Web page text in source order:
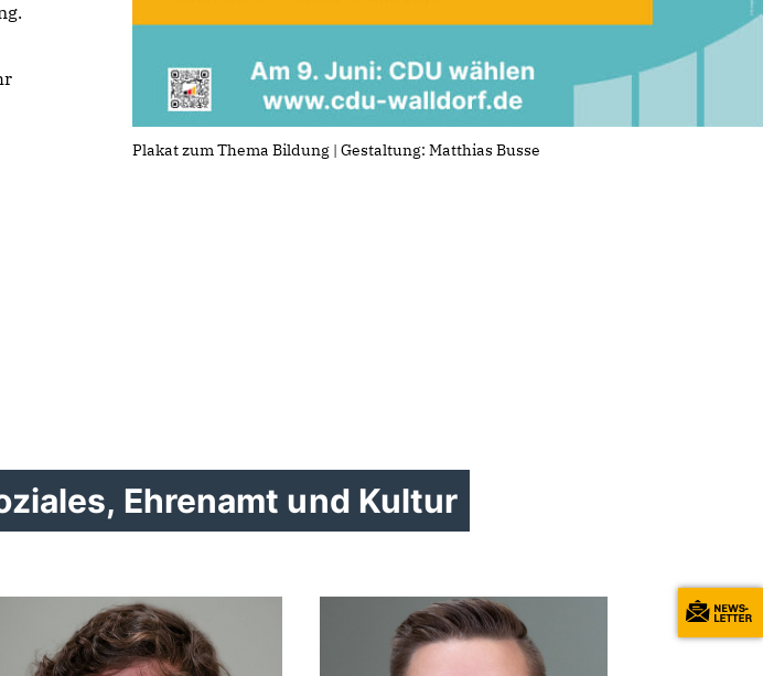
Plakat zum Thema Bildung | Gestaltung: Matthias Busse
Ehrenamt und Kultur